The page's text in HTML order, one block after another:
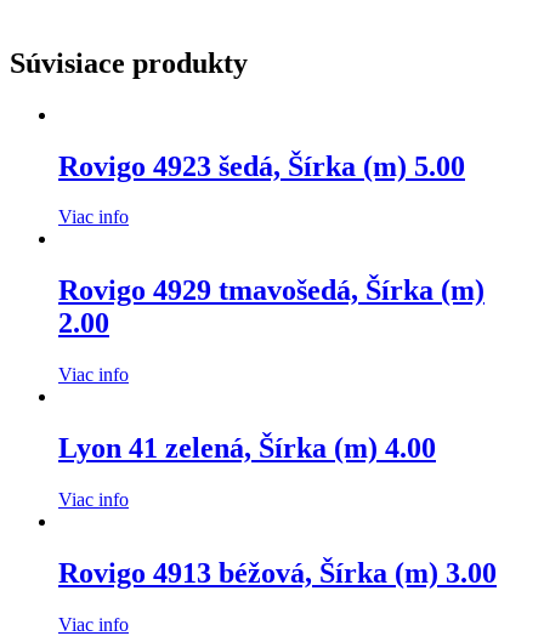
Súvisiace produkty
Rovigo 4923 šedá, Šírka (m) 5.00
Viac info
Rovigo 4929 tmavošedá, Šírka (m)
2.00
Viac info
Lyon 41 zelená, Šírka (m) 4.00
Viac info
Rovigo 4913 béžová, Šírka (m) 3.00
Viac info